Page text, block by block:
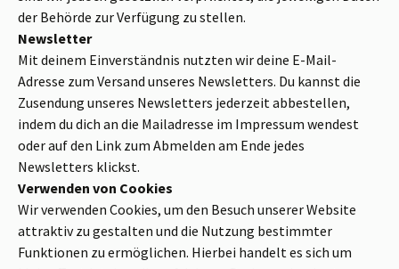
der Behörde zur Verfügung zu stellen.
Newsletter
Mit deinem Einverständnis nutzten wir deine E-Mail-
Adresse zum Versand unseres Newsletters. Du kannst die
Zusendung unseres Newsletters jederzeit abbestellen,
indem du dich an die Mailadresse im Impressum wendest
oder auf den Link zum Abmelden am Ende jedes
Newsletters klickst.
Verwenden von Cookies
Wir verwenden Cookies, um den Besuch unserer Website
attraktiv zu gestalten und die Nutzung bestimmter
Funktionen zu ermöglichen. Hierbei handelt es sich um